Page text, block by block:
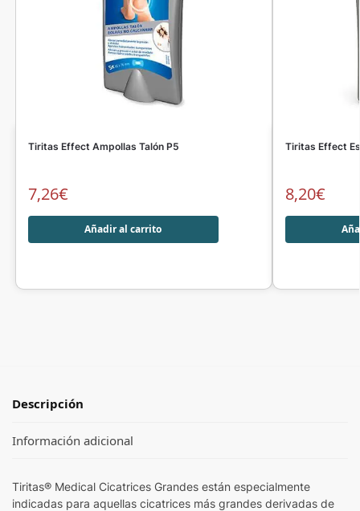
Tiritas Effect Ampollas Talón P5
7,26€
Añadir al carrito
Tiritas Effect
8,20€
Descripción
Información adicional
Tiritas® Medical Cicatrices Grandes están especialmente
indicadas para aquellas cicatrices más grandes derivadas de